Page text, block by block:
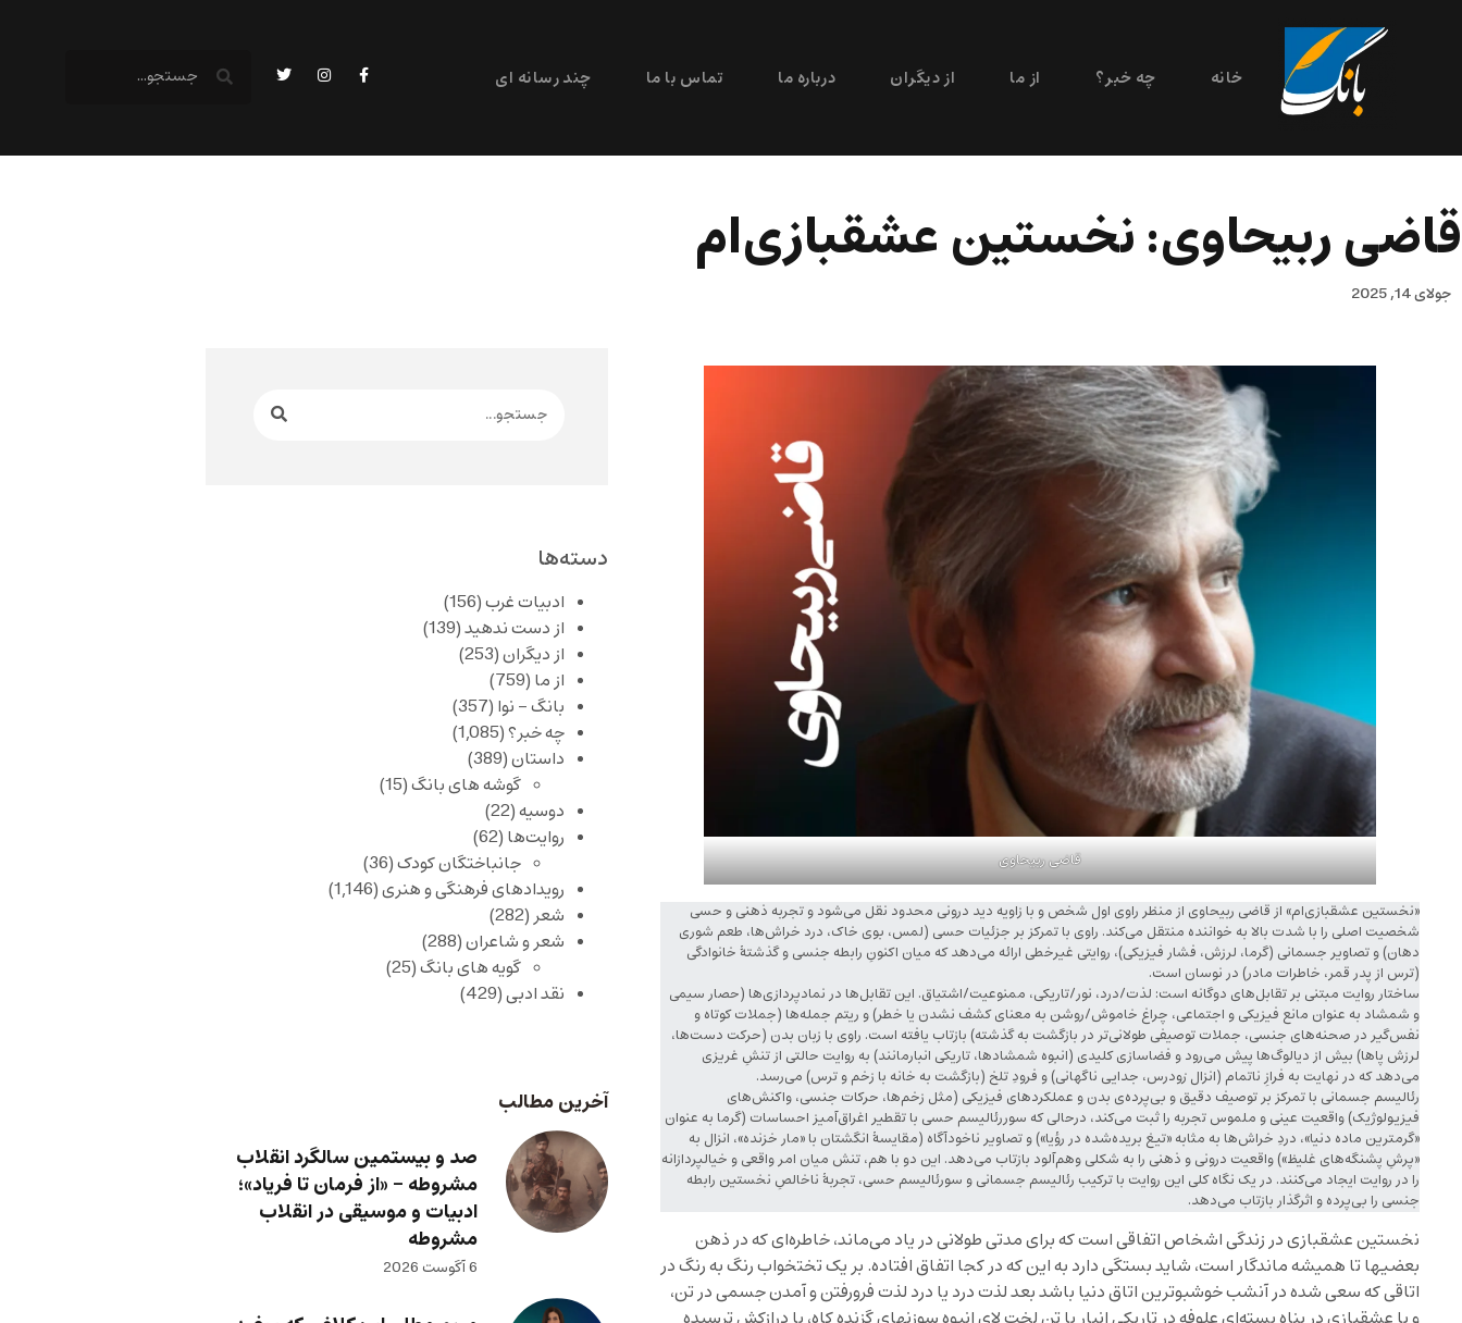
خانه چه خبر؟ از ما از دیگران درباره ما تماس با ما چند رسانه ای
قاضی ربیحاوی: نخستین عشقبازی‌ام
جولای 14, 2025
قاضی ربیحاوی
«نخستین عشقبازی‌ام» از قاضی ربیحاوی از منظر راوی اول شخص و با زاویه دید درونی محدود نقل می‌شود و تجربه ذهنی و حسی
شخصیت اصلی را با شدت بالا به خواننده منتقل می‌کند. راوی با تمرکز بر جزئیات حسی (لمس، بوی خاک، درد خراش‌ها، طعم شوری
دهان) و تصاویر جسمانی (گرما، لرزش، فشار فیزیکی)، روایتی غیرخطی ارائه می‌دهد که میان اکنونِ رابطه جنسی و گذشتهٔ خانوادگی
(ترس از پدر قمر، خاطرات مادر) در نوسان است.
ساختار روایت مبتنی بر تقابل‌های دوگانه است: لذت/درد، نور/تاریکی، ممنوعیت/اشتیاق. این تقابل‌ها در نمادپردازی‌ها (حصار سیمی
و شمشاد به عنوان مانع فیزیکی و اجتماعی، چراغ خاموش/روشن به معنای کشف نشدن یا خطر) و ریتم جمله‌ها (جملات کوتاه و
نفس‌گیر در صحنه‌های جنسی، جملات توصیفی طولانی‌تر در بازگشت به گذشته) بازتاب یافته است. راوی با زبان بدن (حرکت دست‌ها،
لرزش پاها) بیش از دیالوگ‌ها پیش می‌رود و فضاسازی کلیدی (انبوه شمشادها، تاریکی انبارمانند) به روایت حالتی از تنشِ غریزی
می‌دهد که در نهایت به فرازِ ناتمام (انزال زودرس، جدایی ناگهانی) و فرودِ تلخ (بازگشت به خانه با زخم و ترس) می‌رسد.
رئالیسم جسمانی با تمرکز بر توصیف دقیق و بی‌پرده‌ی بدن و عملکردهای فیزیکی (مثل زخم‌ها، حرکات جنسی، واکنش‌های
فیزیولوژیک) واقعیت عینی و ملموس تجربه را ثبت می‌کند، درحالی که سوررئالیسم حسی با تقطیر اغراق‌آمیز احساسات (گرما به عنوان
«گرمترین ماده دنیا»، دردِ خراش‌ها به مثابه «تیغ بریده‌شده در رؤیا») و تصاویر ناخودآگاه (مقایسهٔ انگشتان با «مار خزنده»، انزال به
«پرشِ پشنگه‌های غلیظ») واقعیت درونی و ذهنی را به شکلی وهم‌آلود بازتاب می‌دهد. این دو با هم، تنش میان امر واقعی و خیالپردازانه
را در روایت ایجاد می‌کنند. در یک نگاه کلی این روایت با ترکیب رئالیسم جسمانی و سورئالیسم حسی، تجربهٔ ناخالصِ نخستین رابطه
جنسی را بی‌پرده و اثرگذار بازتاب می‌دهد.
نخستین عشقبازی در زندگی اشخاص اتفاقی است که برای مدتی طولانی در یاد می‌ماند، خاطره‌ای که در ذهن
بعضیها تا همیشه ماندگار است، شاید بستگی دارد به این که در کجا اتفاق افتاده. بر یک تختخواب رنگ به رنگ در
اتاقی که سعی شده در آنشب خوشبوترین اتاق دنیا باشد بعد لذت درد یا درد لذت فرورفتن و آمدن جسمی در تن،
دسته‌ها
ادبیات غرب(156)
از دست ندهید(139)
از دیگران(253)
از ما (759)
بانگ – نوا (357)
چه خبر؟(1,085)
داستان(389)
گوشه های بانگ(15)
دوسیه(22)
روایت‌ها (62)
جانباختگان کودک(36)
رویدادهای فرهنگی و هنری(1,146)
شعر(282)
شعر و شاعران(288)
گویه های بانگ(25)
نقد ادبی(429)
آخرین مطالب
صد و بیستمین سالگرد انقلاب
مشروطه – «از فرمان تا فریاد»؛
ادبیات و موسیقی در انقلاب
مشروطه
6 آگوست 2026